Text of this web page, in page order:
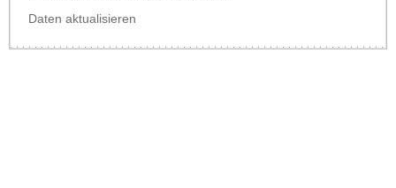
Daten aktualisieren